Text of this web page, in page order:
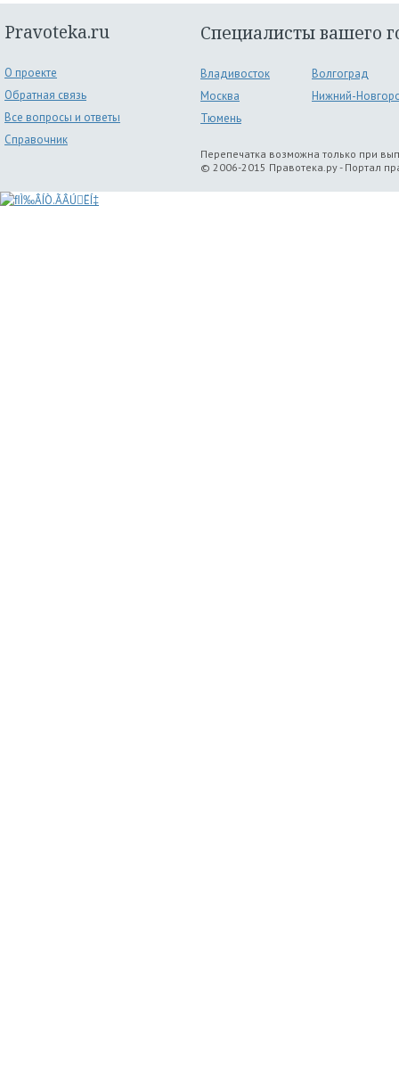
Pravoteka.ru
О проекте
Обратная связь
Все вопросы и ответы
Справочник
Специалисты вашего
Владивосток
Волгоград
Москва
Нижний-
Тюмень
Перепечатка возможна только при
© 2006-2015 Правотека.ру - Портал